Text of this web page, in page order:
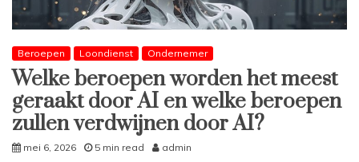
Beroepen Loondienst Ondernemer
Welke beroepen worden het meest
geraakt door AI en welke beroepen
zullen verdwijnen door AI?
mei 6, 2026 5 min read admin